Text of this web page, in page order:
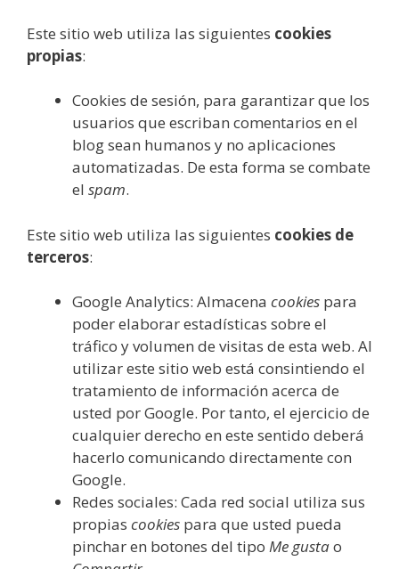
Este sitio web utiliza las siguientes cookies
propias:
Cookies de sesión, para garantizar que los
usuarios que escriban comentarios en el
blog sean humanos y no aplicaciones
automatizadas. De esta forma se combate
el spam.
Este sitio web utiliza las siguientes cookies de
terceros:
Google Analytics: Almacena cookies para
poder elaborar estadísticas sobre el
tráfico y volumen de visitas de esta web. Al
utilizar este sitio web está consintiendo el
tratamiento de información acerca de
usted por Google. Por tanto, el ejercicio de
cualquier derecho en este sentido deberá
hacerlo comunicando directamente con
Google.
Redes sociales: Cada red social utiliza sus
propias cookies para que usted pueda
pinchar en botones del tipo Me gustao